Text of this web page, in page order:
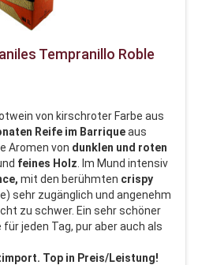
Tempranillo Roble
von kirschroter Farbe aus
Reife im Barriqueaus
Aromen von dunklen und roten
feines Holz . Im Mund intensiv
mit den berühmten crispy
sehr zugänglich und angenehm
zu schwer. Ein sehr schöner
jeden Tag, pur aber auch als
Top in Preis/Leistung!